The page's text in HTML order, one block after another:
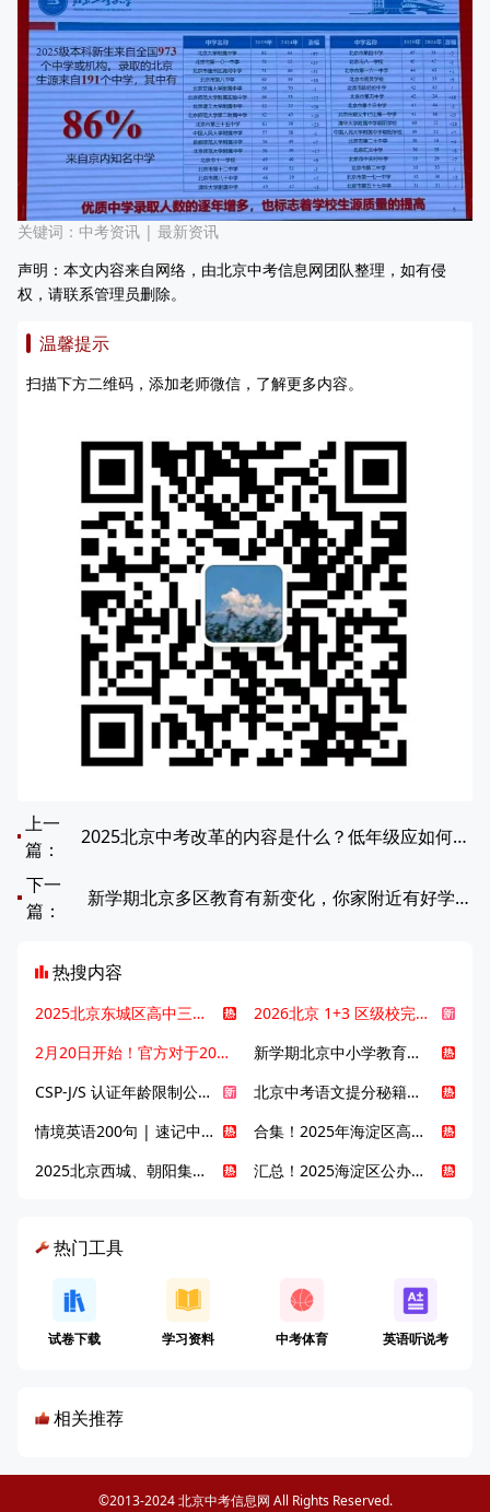
关键词： 中考资讯 | 最新资讯
声明：本文内容来自网络，由北京中考信息网团队整理，如有侵
权，请联系管理员删除。
温馨提示
扫描下方二维码，添加老师微信，了解更多内容。
上一
篇：
2025北京中考改革的内容是什么？低年级应如何应对中考改革？
下一
篇：
新学期北京多区教育有新变化，你家附近有好学校了吗？
热搜内容
2025北京东城区高中三大梯队高中有哪些？录取分数线是多少？
2026北京 1+3 区级校完整名单发布，13549 个名额该如何规划报考？
2月20日开始！官方对于2025年北京市中招体检问题解答！
新学期北京中小学教育八大变化全解析：学位、政策、教学等方面迎新变革
CSP-J/S 认证年龄限制公告发布，新规即日起实施！
北京中考语文提分秘籍！攻克 5000 易混易错字
情境英语200句 | 速记中考英语1600词
合集！2025年海淀区高中校情介绍
2025北京西城、朝阳集团校直升新动态
汇总！2025海淀区公办高中校情全解
热门工具
试卷下载 学习资料 中考体育 英语听说考
相关推荐
©2013-2024 北京中考信息网 All Rights Reserved.